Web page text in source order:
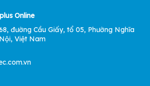
Online
đường Cầu Giấy, tổ 05, Phường Nghĩa
Việt Nam